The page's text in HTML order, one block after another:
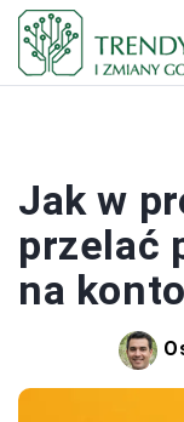
Jak w
przelać
na